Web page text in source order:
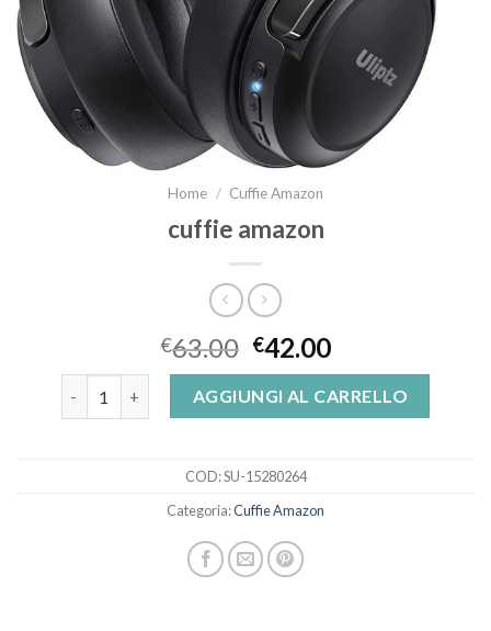
Home / Cuffie Amazon
cuffie amazon
€63.00 €42.00
AGGIUNGI AL CARRELLO
COD:SU-15280264
Categoria:Cuffie Amazon